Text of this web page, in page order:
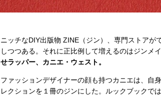
ニッチなDIY出版物 ZINE（ジン）、専門ストア
しつつある。それに正比例して増えるのはジンメイ
せラッパー、カニエ・ウェスト。
ファッションデザイナーの顔も持つカニエは、自
レクションを１冊のジンにした。ルックブックで